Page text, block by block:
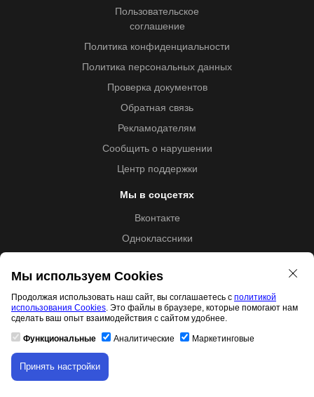
Скачивание материала доступно только для
авторизованных пользователей.
Пользовательское
соглашение
Политика конфиденциальности
Политика персональных данных
Проверка документов
Обратная связь
Рекламодателям
Сообщить о нарушении
Центр поддержки
Мы в соцсетях
Вконтакте
Одноклассники
Образовательная лицензия №5257 от 09.09.2020 (Л035-
01253-67/00192487)
Свидетельство правообладателя товарного знака 11.01.2017
Мы используем Cookies
Продолжая использовать наш сайт, вы соглашаетесь с политикой
использования Cookies. Это файлы в браузере, которые помогают нам
сделать ваш опыт взаимодействия с сайтом удобнее.
Функциональные Аналитические Маркетинговые
Принять настройки